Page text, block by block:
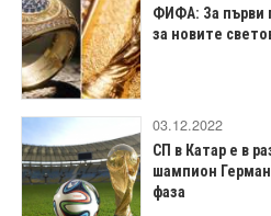
ФИФА: За първи
за новите
03.12.2022
СП в Катар е в
шампион
фаза